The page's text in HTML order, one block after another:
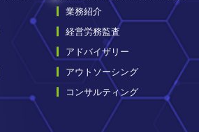
業務紹介
経営労務監査
アドバイザリー
アウトソーシング
コンサルティング